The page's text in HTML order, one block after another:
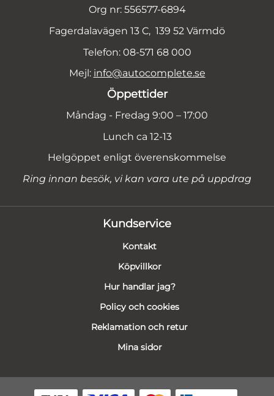
Org nr: 556577-6894
Fagerdalavägen 13 C, 139 52 Värmdö
Telefon: 08-571 68 000
Mejl: info@autocomplete.se
Öppettider
Måndag - Fredag 9:00 – 17:00
Lunch ca 12-13
Helgöppet enligt överenskommelse
Ring innan besök, vi kan vara ute på uppdrag
Kundservice
Kontakt
Köpvillkor
Hur handlar jag?
Policy och cookies
Reklamation och retur
Mina sidor